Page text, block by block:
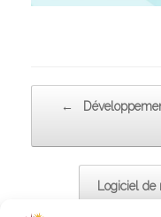
←
Logiciel de